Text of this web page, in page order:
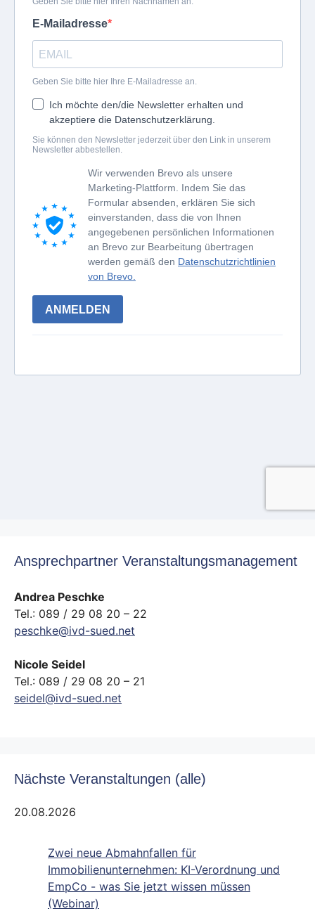
Ansprechpartner Veranstaltungsmanagement
Andrea Peschke
Tel.: 089 / 29 08 20 – 22
peschke@ivd-sued.net
Nicole Seidel
Tel.: 089 / 29 08 20 – 21
seidel@ivd-sued.net
Nächste Veranstaltungen (alle)
20.08.2026
Zwei neue Abmahnfallen für
Immobilienunternehmen: KI-Verordnung und
EmpCo - was Sie jetzt wissen müssen
(Webinar)